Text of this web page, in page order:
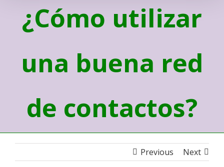
¿Cómo utilizar
una buena red
de contactos?
Previous Next